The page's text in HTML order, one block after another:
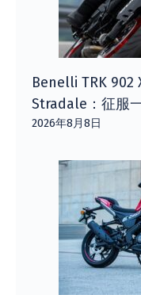
Benelli TRK 902
Stradale：征服
2026年8月8日